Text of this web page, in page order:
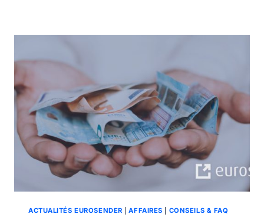
COMMENT
REMISE
ACTUALITÉS EUROSENDER |AFFAIRES CONSEILS & FAQ